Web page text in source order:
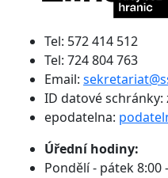
Tel: 572 414 512
Tel: 724 804 763
Email:
ID datové schránky:
epodatelna:
Úřední hodiny:
Pondělí - pátek 8:00